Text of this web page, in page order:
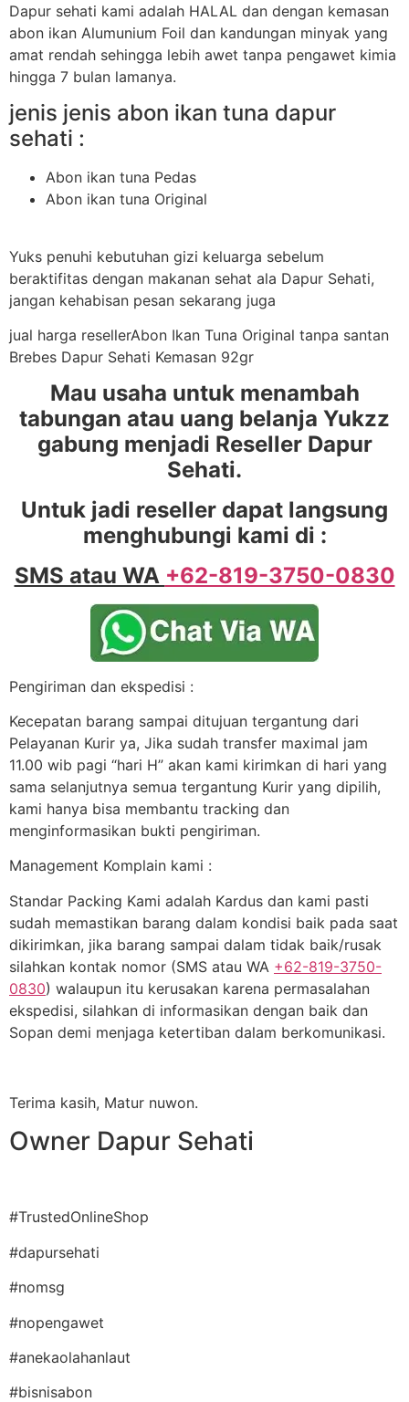
Dapur sehati kami adalah HALAL dan dengan kemasan
abon ikan Alumunium Foil dan kandungan minyak yang
amat rendah sehingga lebih awet tanpa pengawet kimia
hingga 7 bulan lamanya.
jenis jenis abon ikan tuna dapur
sehati :
Abon ikan tuna Pedas
Abon ikan tuna Original
Yuks penuhi kebutuhan gizi keluarga sebelum
beraktifitas dengan makanan sehat ala Dapur Sehati,
jangan kehabisan pesan sekarang juga
jual harga resellerAbon Ikan Tuna Original tanpa santan
Brebes Dapur Sehati Kemasan 92gr
Mau usaha untuk menambah
tabungan atau uang belanja Yukzz
gabung menjadi Reseller Dapur
Sehati.
Untuk jadi reseller dapat langsung
menghubungi kami di :
SMS atau WA +62-819-3750-0830
Pengiriman dan ekspedisi :
Kecepatan barang sampai ditujuan tergantung dari
Pelayanan Kurir ya, Jika sudah transfer maximal jam
11.00 wib pagi “hari H” akan kami kirimkan di hari yang
sama selanjutnya semua tergantung Kurir yang dipilih,
kami hanya bisa membantu tracking dan
menginformasikan bukti pengiriman.
Management Komplain kami :
Standar Packing Kami adalah Kardus dan kami pasti
sudah memastikan barang dalam kondisi baik pada saat
dikirimkan, jika barang sampai dalam tidak baik/rusak
silahkan kontak nomor (SMS atau WA +62-819-3750-
0830) walaupun itu kerusakan karena permasalahan
ekspedisi, silahkan di informasikan dengan baik dan
Sopan demi menjaga ketertiban dalam berkomunikasi.
Terima kasih, Matur nuwon.
Owner Dapur Sehati
#TrustedOnlineShop
#dapursehati
#nomsg
#nopengawet
#anekaolahanlaut
#bisnisabon